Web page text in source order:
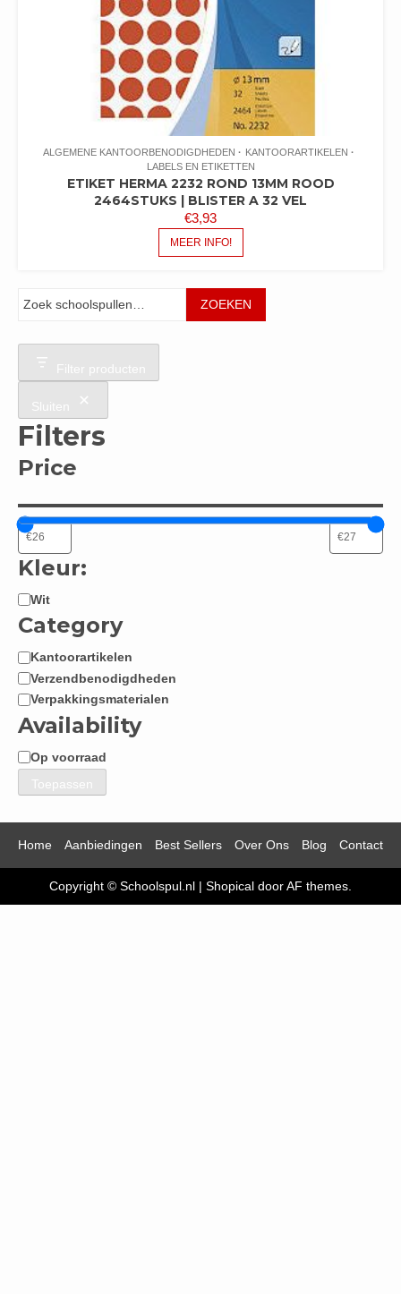
ALGEMENE KANTOORBENODIGDHEDEN
KANTOORARTIKELEN
LABELS EN ETIKETTEN
ETIKET HERMA 2232 ROND 13MM ROOD
2464STUKS | BLISTER A 32 VEL
€3,93
MEER INFO!
ZOEKEN
Filter producten
Sluiten
Filters
Price
Kleur:
Kleur:
Wit
Category
Categorie
Kantoorartikelen
Verzendbenodigdheden
Verpakkingsmaterialen
Availability
Beschikbaarheid
Op voorraad
Toepassen
Home Aanbiedingen Best Sellers Over Ons Blog Contact
Copyright © Schoolspul.nl | Shopical door AF themes.